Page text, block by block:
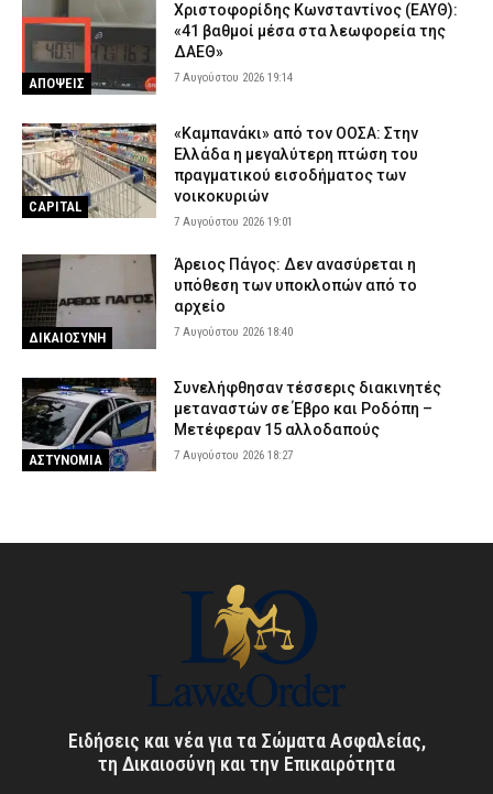
ΑΠΟΨΕΙΣ
Χριστοφορίδης Κωνσταντίνος (ΕΑΥΘ):
«41 βαθμοί μέσα στα λεωφορεία της
ΔΑΕΘ»
7 Αυγούστου 2026 19:14
CAPITAL
«Καμπανάκι» από τον ΟΟΣΑ: Στην
Ελλάδα η μεγαλύτερη πτώση του
πραγματικού εισοδήματος των
νοικοκυριών
7 Αυγούστου 2026 19:01
ΔΙΚΑΙΟΣΥΝΗ
Άρειος Πάγος: Δεν ανασύρεται η
υπόθεση των υποκλοπών από το
αρχείο
7 Αυγούστου 2026 18:40
ΑΣΤΥΝΟΜΙΑ
Συνελήφθησαν τέσσερις διακινητές
μεταναστών σε Έβρο και Ροδόπη –
Μετέφεραν 15 αλλοδαπούς
7 Αυγούστου 2026 18:27
Ειδήσεις και νέα για τα Σώματα Ασφαλείας,
τη Δικαιοσύνη και την Επικαιρότητα